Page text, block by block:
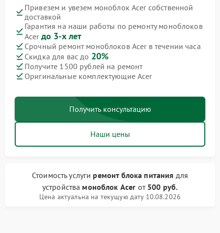
Привезем и увезем моноблок Acer собственной
доставкой
Гарантия на наши работы по ремонту моноблоков
Acer до 3-х лет
Срочный ремонт моноблоков Acer в течении часа
Скидка для вас до 20%
Получите 1500 рублей на ремонт
Оригинальные комплектующие Acer
Получить консультацию
Наши цены
Стоимость услуги ремонт блока питания для
устройства моноблок Acer от 500 руб.
Цена актуальна на текущую дату 10.08.2026